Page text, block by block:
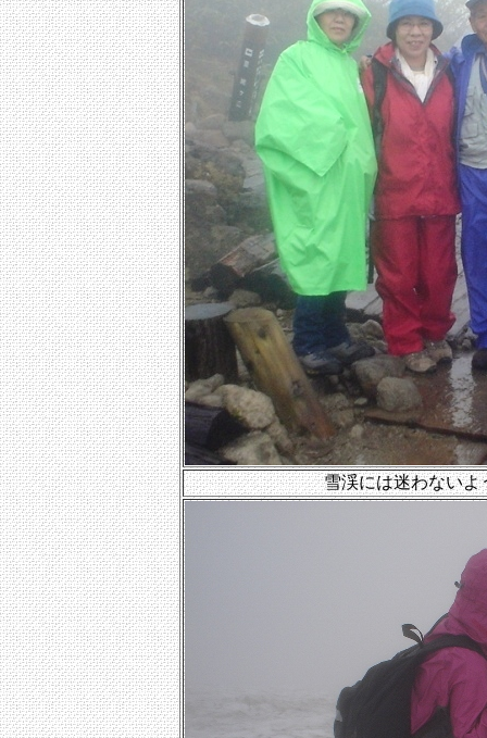
雪渓には迷わないよ